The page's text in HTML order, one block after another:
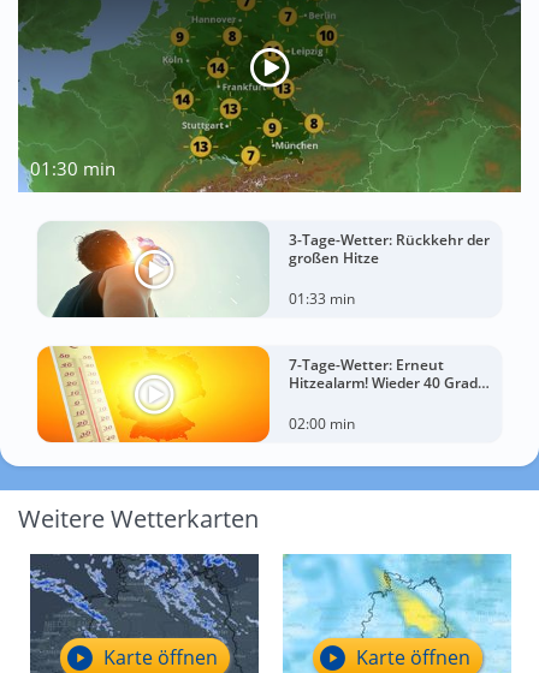
01:30 min
3-Tage-Wetter: Rückkehr der
großen Hitze
01:33 min
7-Tage-Wetter: Erneut
Hitzealarm! Wieder 40 Grad
02:00 min
Weitere Wetterkarten
Karte öffnen Karte öffnen